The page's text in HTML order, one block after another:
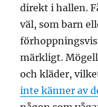
direkt i hallen.
väl, som barn
märkligt.
och kläder,
inte känner av